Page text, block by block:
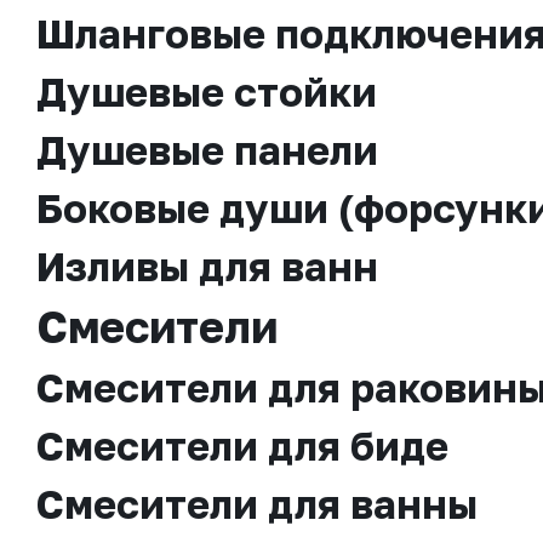
Шланговые
Душевые стойки
Душевые панели
Боковые души
Изливы для ванн
Смесители
Смесители для
Смесители для биде
Смесители для ванны